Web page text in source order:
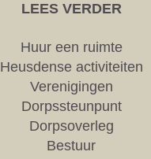
LEES VERDER
Huur een ruimte
Heusdense activiteiten
Verenigingen
Dorpssteunpunt
Dorpsoverleg
Bestuur